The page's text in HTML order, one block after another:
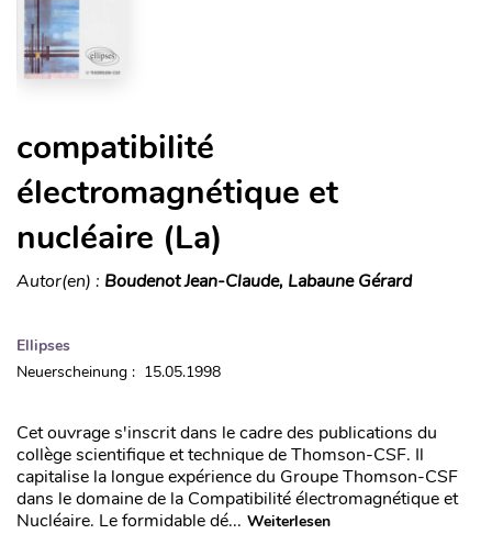
compatibilité
électromagnétique et
nucléaire (La)
Autor(en) : Boudenot Jean-Claude, Labaune Gérard
Ellipses
Neuerscheinung : 15.05.1998
Cet ouvrage s'inscrit dans le cadre des publications du
collège scientifique et technique de Thomson-CSF. Il
capitalise la longue expérience du Groupe Thomson-CSF
dans le domaine de la Compatibilité électromagnétique et
Nucléaire. Le formidable dé... Weiterlesen